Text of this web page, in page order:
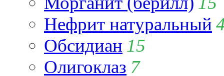
Нефрит натуральный
Обсидиан 15
Олигоклаз 7